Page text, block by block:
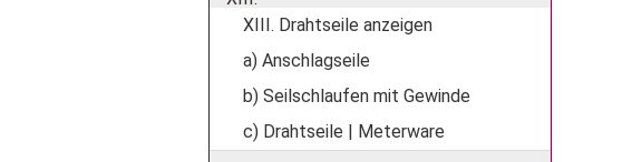
XIII. Drahtseile anzeigen
a) Anschlagseile
b) Seilschlaufen mit Gewinde
c) Drahtseile | Meterware